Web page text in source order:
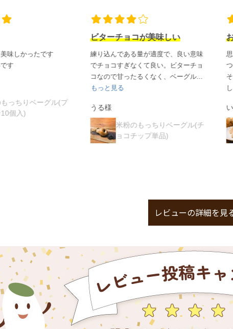
ビターチョコが美味しい
練り込んである量が適度で、良い意味
でチョコすぎなくて良い。ビターチョ
コなので甘ったるくなく、ベーグル...
うる様
米粉のもっちりベーグル(チ
おいしい！
思ってたより小さかったですが
つにぴったりの大きさでした！
そして もちもちしておいしい
米粉のもっちりベー
レーン10個入)
レビューの詳細を見